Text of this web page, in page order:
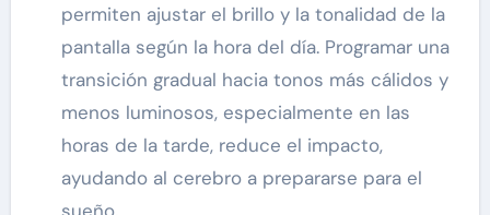
permiten ajustar el brillo y la tonalidad de la
pantalla según la hora del día. Programar una
transición gradual hacia tonos más cálidos y
menos luminosos, especialmente en las
horas de la tarde, reduce el impacto,
ayudando al cerebro a prepararse para el